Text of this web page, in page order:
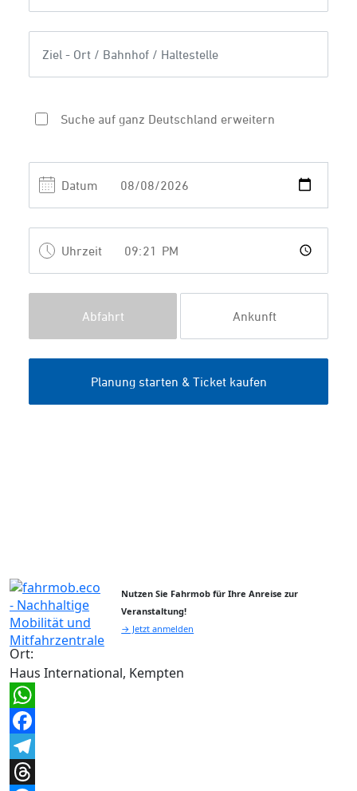
Nutzen Sie Fahrmob für Ihre Anreise zur
Veranstaltung!
→ Jetzt anmelden
Ort:
Haus International, Kempten
WhatsApp
Facebook
Telegram